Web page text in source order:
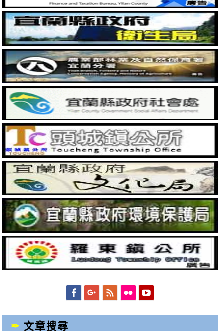
FacebookGoogleplus
Feed Flickr
文章搜尋